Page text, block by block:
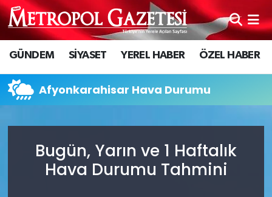
GÜNDEM SİYASET YEREL HABER ÖZEL HABER
Afyonkarahisar Hava Durumu
Bugün, Yarın ve 1 Haftalık
Hava Durumu Tahmini
Hava Durumu
Trafik Durumu
Süper Lig Puan Durumu ve Fikstür
Son Dakika Haberleri